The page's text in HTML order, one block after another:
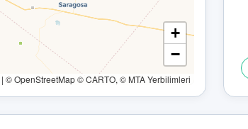
+
−
| © OpenStreetMap © CARTO, © MTA Yerbilimleri